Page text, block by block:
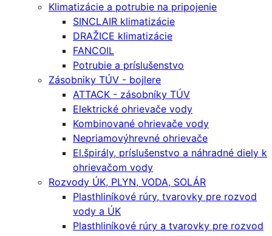
Klimatizácie a potrubie na pripojenie
SINCLAIR klimatizácie
DRAŽICE klimatizácie
FANCOIL
Potrubie a príslušenstvo
Zásobniky TÚV - bojlere
ATTACK - zásobníky TÚV
Elektrické ohrievače vody
Kombinované ohrievače vody
Nepriamovýhrevné ohrievače
El.špirály, príslušenstvo a náhradné diely k
ohrievačom vody
Rozvody ÚK, PLYN, VODA, SOLÁR
Plasthliníkové rúry, tvarovky pre rozvod
vody a ÚK
Plasthliníkové rúry a tvarovky pre rozvod